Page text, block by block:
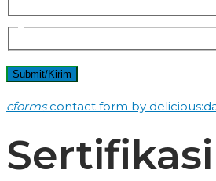
cformscontact form by
Sertifikasi